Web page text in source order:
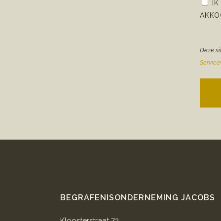
IK
Deze
BEGRAFENISONDERNEMING JACOBS